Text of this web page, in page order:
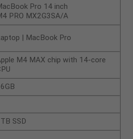
Pro 14 inch
PRO MX2G3SA/A
| MacBook Pro
M4 MAX chip with 14-core
SSD